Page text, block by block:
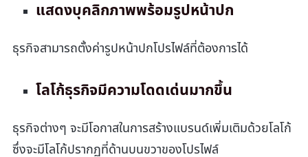
แสดงบุคลิกภาพพร้อมรูปหน้าปก
ธุรกิจสามารถตั้งค่ารูปหน้าปกโปรไฟล์ที่ต้องการได้
โลโก้ธุรกิจมีความโดดเด่นมากขึ้น
ธุรกิจต่างๆ จะมีโอกาสในการสร้างแบรนด์เพิ่มเติมด้วยโลโก้
ซึ่งจะมีโลโก้ปรากฏที่ด้านบนขวาของโปรไฟล์